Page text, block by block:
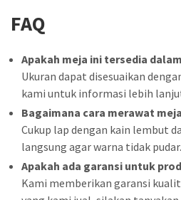
FAQ
Apakah meja ini tersedia
Ukuran dapat disesuaikan
kami untuk informasi lebih
Bagaimana cara merawat
Cukup lap dengan kain lembut
langsung agar warna tidak pudar.
Apakah ada garansi untuk
Kami memberikan garansi